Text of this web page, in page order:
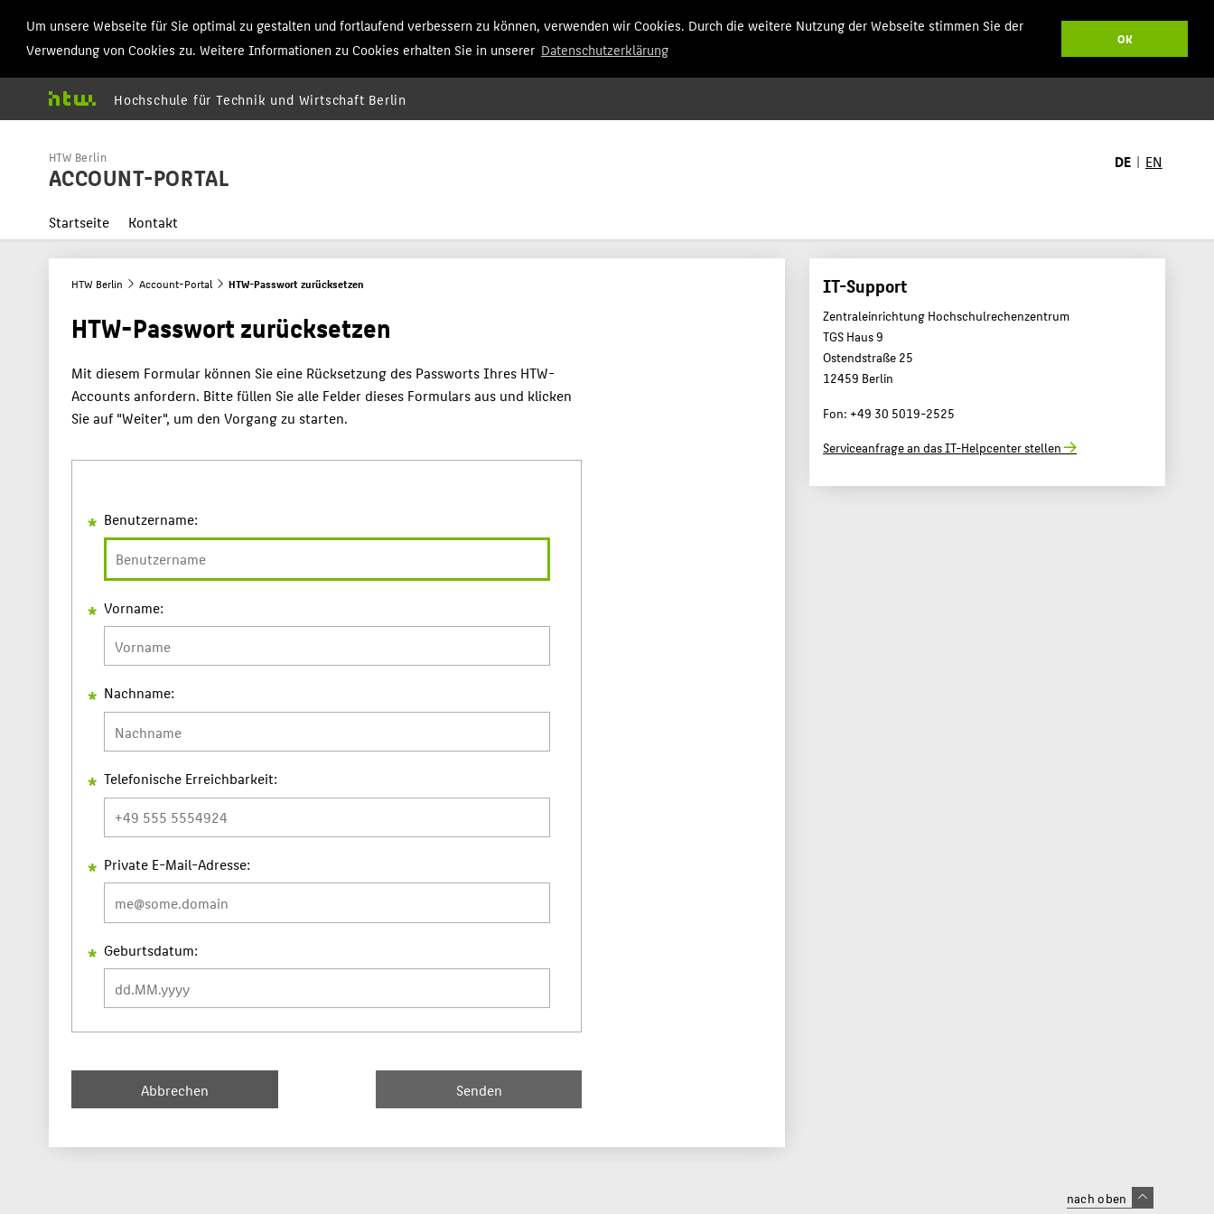
Um unsere Webseite für Sie optimal zu gestalten und fortlaufend verbessern zu können, verwenden wir Cookies. Durch die weitere Nutzung der Webseite stimmen Sie der
Verwendung von Cookies zu. Weitere Informationen zu Cookies erhalten Sie in unserer Datenschutzerklärung
OK
Hochschule für Technik und Wirtschaft Berlin
HTW Berlin
ACCOUNT-PORTAL DE EN
Startseite Kontakt
HTW Berlin Account-Portal HTW-Passwort zurücksetzen
HTW-Passwort zurücksetzen
Mit diesem Formular können Sie eine Rücksetzung des Passworts Ihres HTW-
Accounts anfordern. Bitte füllen Sie alle Felder dieses Formulars aus und klicken
Sie auf "Weiter", um den Vorgang zu starten.
Benutzername:
Vorname:
Nachname:
Telefonische Erreichbarkeit:
Private E-Mail-Adresse:
Geburtsdatum:
IT-Support
Zentraleinrichtung Hochschulrechenzentrum
TGS Haus 9
Ostendstraße 25
12459 Berlin
Fon: +49 30 5019-2525
Serviceanfrage an das IT-Helpcenter stellen
nach oben